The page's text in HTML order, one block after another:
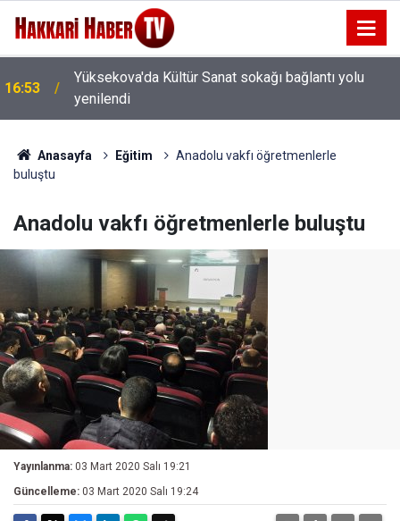
16:53
Yüksekova'da Kültür Sanat sokağı bağlantı yolu
yenilendi
Anasayfa Eğitim
Anadolu vakfı öğretmenlerle
buluştu
Anadolu vakfı öğretmenlerle buluştu
Yayınlanma: 03 Mart 2020 Salı 19:21
Güncelleme: 03 Mart 2020 Salı 19:24